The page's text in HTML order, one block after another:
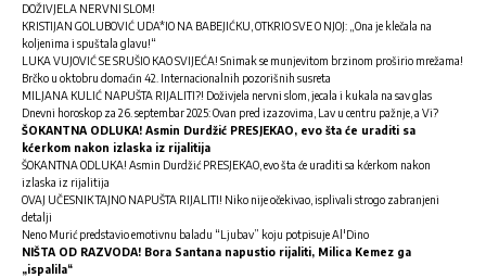
DOŽIVJELA NERVNI SLOM!
KRISTIJAN GOLUBOVIĆ UDA*IO NA BABEJIĆKU, OTKRIO SVE O NJOJ: „Ona je klečala na
koljenima i spuštala glavu!“
LUKA VUJOVIĆ SE SRUŠIO KAO SVIJEĆA! Snimak se munjevitom brzinom proširio mrežama!
Brčko u oktobru domaćin 42. Internacionalnih pozorišnih susreta
MILJANA KULIĆ NAPUŠTA RIJALITI?! Doživjela nervni slom, jecala i kukala na sav glas
Dnevni horoskop za 26. septembar 2025: Ovan pred izazovima, Lav u centru pažnje, a Vi?
ŠOKANTNA ODLUKA! Asmin Durdžić PRESJEKAO, evo šta će uraditi sa
kćerkom nakon izlaska iz rijalitija
ŠOKANTNA ODLUKA! Asmin Durdžić PRESJEKAO, evo šta će uraditi sa kćerkom nakon
izlaska iz rijalitija
OVAJ UČESNIK TAJNO NAPUŠTA RIJALITI! Niko nije očekivao, isplivali strogo zabranjeni
detalji
Neno Murić predstavio emotivnu baladu “Ljubav” koju potpisuje Al'Dino
NIŠTA OD RAZVODA! Bora Santana napustio rijaliti, Milica Kemez ga
„ispalila“